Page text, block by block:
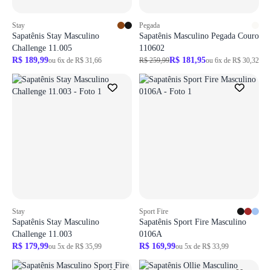
Stay
Sapatênis Stay Masculino
Challenge 11.005
R$ 189,99ou 6x de R$ 31,66
Pegada
Sapatênis Masculino Pegada Couro
110602
R$ 259,99R$ 181,95ou 6x de R$ 30,32
Stay
Sapatênis Stay Masculino
Challenge 11.003
R$ 179,99ou 5x de R$ 35,99
Sport Fire
Sapatênis Sport Fire Masculino
0106A
R$ 169,99ou 5x de R$ 33,99